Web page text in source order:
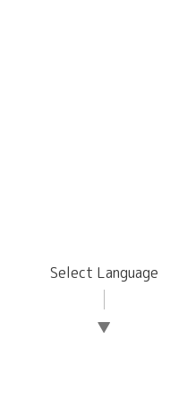
Select Language
▼